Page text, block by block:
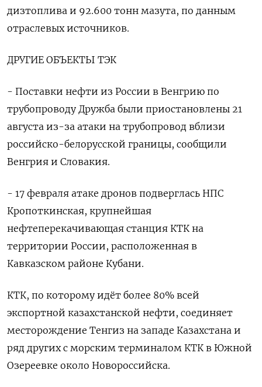
дизтоплива и 92.600 тонн мазута, по данным
отраслевых источников.
ДРУГИЕ ОБЪЕКТЫ ТЭК
- Поставки нефти из России в Венгрию по
трубопроводу Дружба были приостановлены 21
августа из-за атаки на трубопровод вблизи
российско-белорусской границы, сообщили
Венгрия и Словакия.
- 17 февраля атаке дронов подверглась НПС
Кропоткинская, крупнейшая
нефтеперекачивающая станция КТК на
территории России, расположенная в
Кавказском районе Кубани.
КТК, по которому идёт более 80% всей
экспортной казахстанской нефти, соединяет
месторождение Тенгиз на западе Казахстана и
ряд других с морским терминалом КТК в Южной
Озереевке около Новороссийска.